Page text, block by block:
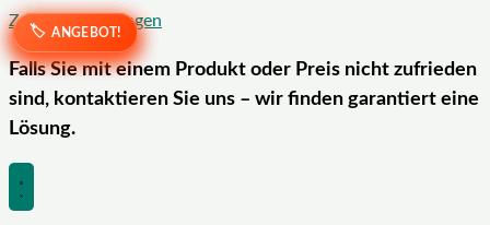
Zum Inhalt springen
Falls Sie mit einem Produkt oder Preis nicht zufrieden
sind, kontaktieren Sie uns – wir finden garantiert eine
Lösung.
ANGEBOT!
ANGEBOT!
ANGEBOT!
ANGEBOT!
ANGEBOT!
ANGEBOT!